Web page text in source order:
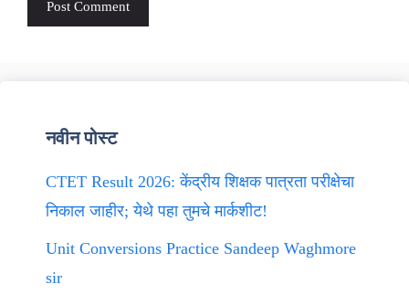
नवीन पोस्ट
CTET Result 2026: केंद्रीय शिक्षक पात्रता परीक्षेचा
निकाल जाहीर; येथे पहा तुमचे मार्कशीट!
Unit Conversions Practice Sandeep Waghmore
sir